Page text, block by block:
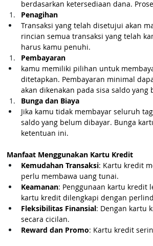
berdasarkan ketersediaan dana.
Penagihan
Transaksi yang telah disetujui akan
rincian semua transaksi yang telah
harus kamu penuhi.
Pembayaran
kamu memiliki pilihan untuk
ditetapkan. Pembayaran minimal
akan dikenakan pada sisa saldo yang
Bunga dan Biaya
Jika kamu tidak membayar seluruh
saldo yang belum dibayar. Bunga
ketentuan ini.
Manfaat Menggunakan Kartu Kredit
Kemudahan Transaksi: Kartu kredit
perlu membawa uang tunai.
Keamanan: Penggunaan kartu kredit
kartu kredit dilengkapi dengan
Fleksibilitas Finansial: Dengan kartu
secara cicilan.
Reward dan Promo: Kartu kredit